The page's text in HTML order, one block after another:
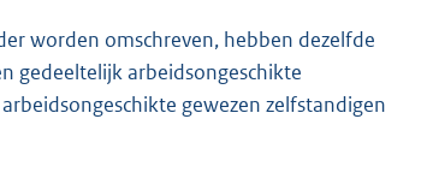
worden omschreven, hebben dezelfde
gedeeltelijk arbeidsongeschikte
gewezen zelfstandigen